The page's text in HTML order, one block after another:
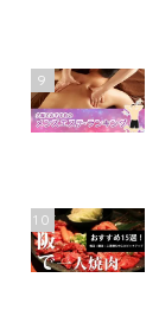
9
10